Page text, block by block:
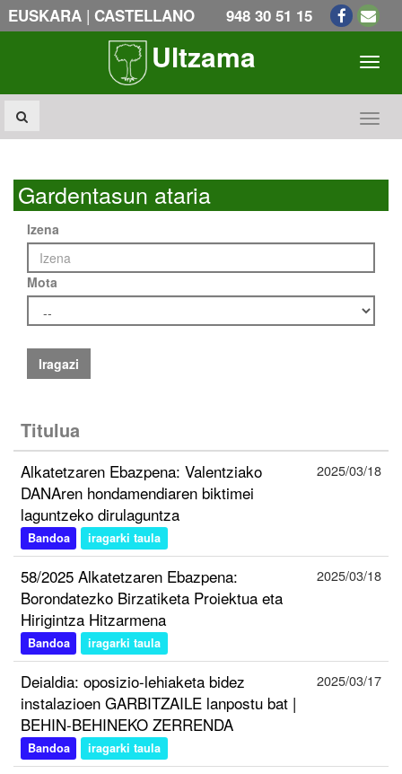
EUSKARA | CASTELLANO 948 30 51 15
Ultzama
Gardentasun ataria
Izena
Mota
Iragazi
Titulua
Alkatetzaren Ebazpena: Valentziako
DANAren hondamendiaren biktimei
laguntzeko dirulaguntza
Bandoa iragarki taula
2025/03/18
58/2025 Alkatetzaren Ebazpena:
Borondatezko Birzatiketa Proiektua eta
Hirigintza Hitzarmena
Bandoa iragarki taula
2025/03/18
Deialdia: oposizio-lehiaketa bidez
instalazioen GARBITZAILE lanpostu bat |
BEHIN-BEHINEKO ZERRENDA
Bandoa iragarki taula
2025/03/17